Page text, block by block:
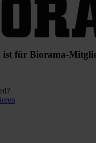
ist für Biorama-